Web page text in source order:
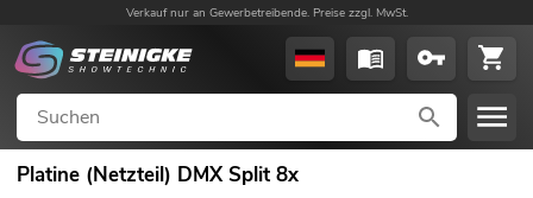
Verkauf nur an Gewerbetreibende. Preise zzgl. MwSt.
Platine (Netzteil) DMX Split 8x